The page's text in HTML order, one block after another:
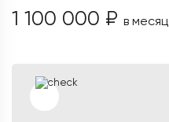
1 100 000 ₽ в месяц